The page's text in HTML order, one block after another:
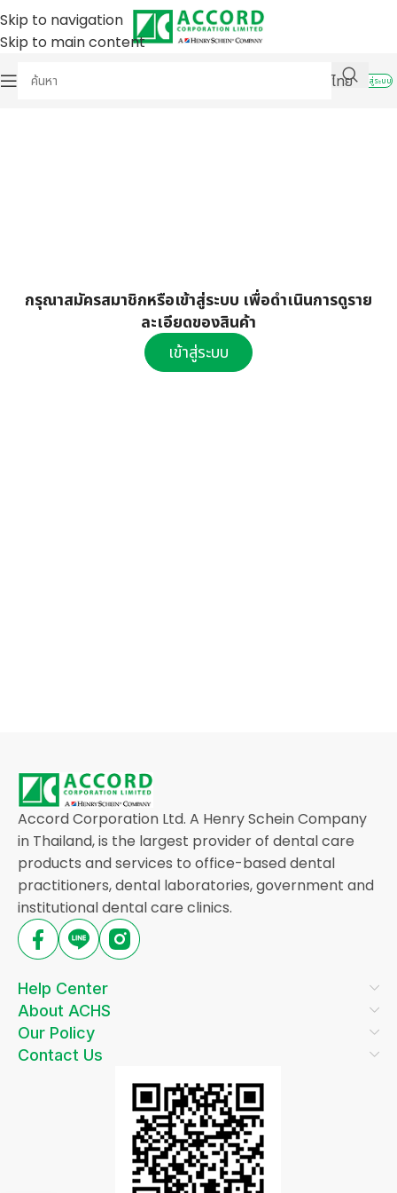
Skip to navigation
Skip to main content
ไทย
เข้าสู่ระบบ
กรุณาสมัครสมาชิกหรือเข้าสู่ระบบ เพื่อดำเนินการดูราย
ละเอียดของสินค้า
เข้าสู่ระบบ
Accord Corporation Ltd. A Henry Schein Company
in Thailand, is the largest provider of dental care
products and services to office-based dental
practitioners, dental laboratories, government and
institutional dental care clinics.
Help Center
About ACHS
Our Policy
Contact Us